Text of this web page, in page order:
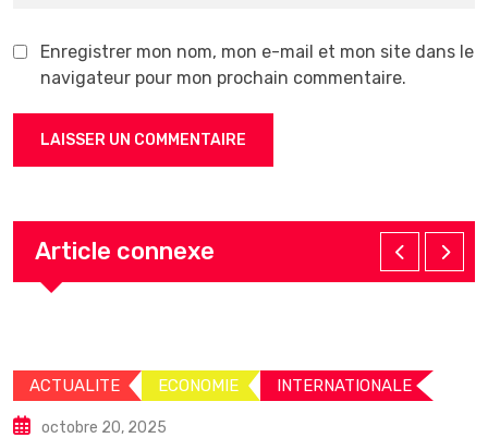
Enregistrer mon nom, mon e-mail et mon site dans le
navigateur pour mon prochain commentaire.
Article connexe
ACTUALITE ECONOMIE INTERNATIONALE
octobre 20, 2025